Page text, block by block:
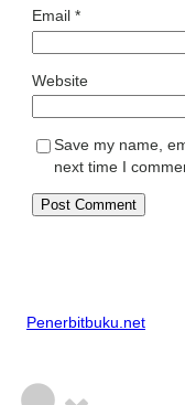
Email *
Website
Save my name,
next time I
Penerbitbuku.net